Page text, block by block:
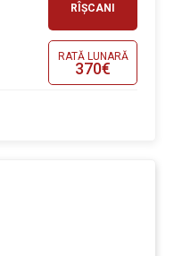
RÎȘCANI
RATĂ LUNARĂ
370€